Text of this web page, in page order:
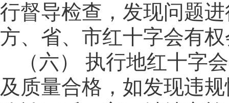
行督导检查，发现问题
方、省、市红十字会有
（六）
执行地红十字
及质量合格，如发现违